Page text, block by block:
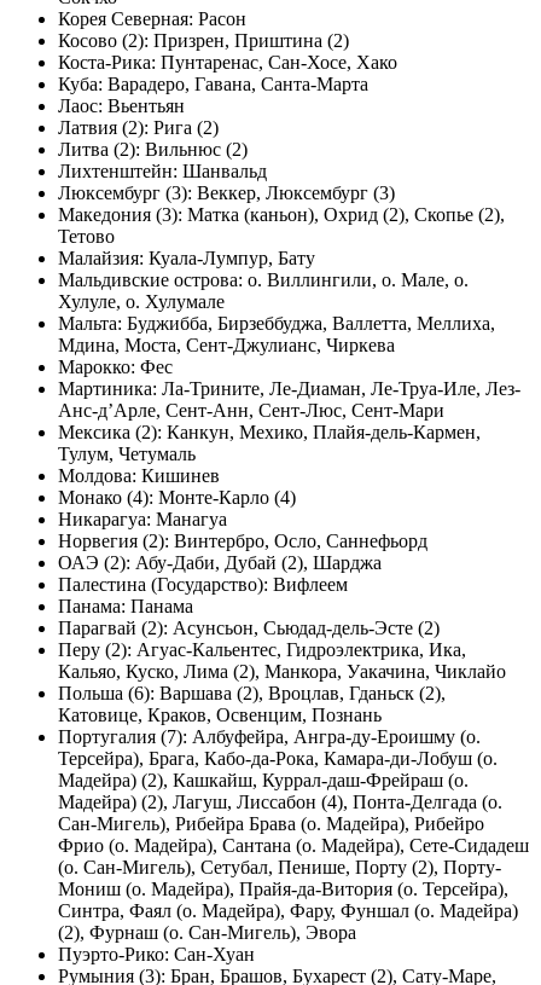
Корея Северная: Расон
Косово (2): Призрен, Приштина (2)
Коста-Рика: Пунтаренас, Сан-Хосе, Хако
Куба: Варадеро, Гавана, Санта-Марта
Лаос: Вьентьян
Латвия (2): Рига (2)
Литва (2): Вильнюс (2)
Лихтенштейн: Шанвальд
Люксембург (3): Веккер, Люксембург (3)
Македония (3): Матка (каньон), Охрид (2), Скопье (2),
Тетово
Малайзия: Куала-Лумпур, Бату
Мальдивские острова: о. Виллингили, о. Мале, о.
Хулуле, о. Хулумале
Мальта: Буджибба, Бирзеббуджа, Валлетта, Меллиха,
Мдина, Моста, Сент-Джулианс, Чиркева
Марокко: Фес
Мартиника: Ла-Трините, Ле-Диаман, Ле-Труа-Иле, Лез-
Анс-д’Арле, Сент-Анн, Сент-Люс, Сент-Мари
Мексика (2): Канкун, Мехико, Плайя-дель-Кармен,
Тулум, Четумаль
Молдова: Кишинев
Монако (4): Монте-Карло (4)
Никарагуа: Манагуа
Норвегия (2): Винтербро, Осло, Саннефьорд
ОАЭ (2): Абу-Даби, Дубай (2), Шарджа
Палестина (Государство): Вифлеем
Панама: Панама
Парагвай (2): Асунсьон, Сьюдад-дель-Эсте (2)
Перу (2): Агуас-Кальентес, Гидроэлектрика, Ика,
Кальяо, Куско, Лима (2), Манкора, Уакачина, Чиклайо
Польша (6): Варшава (2), Вроцлав, Гданьск (2),
Катовице, Краков, Освенцим, Познань
Португалия (7): Албуфейра, Ангра-ду-Ероишму (о.
Терсейра), Брага, Кабо-да-Рока, Камара-ди-Лобуш (о.
Мадейра) (2), Кашкайш, Куррал-даш-Фрейраш (о.
Мадейра) (2), Лагуш, Лиссабон (4), Понта-Делгада (о.
Сан-Мигель), Рибейра Брава (о. Мадейра), Рибейро
Фрио (о. Мадейра), Сантана (о. Мадейра), Сете-Сидадеш
(о. Сан-Мигель), Сетубал, Пенише, Порту (2), Порту-
Мониш (о. Мадейра), Прайя-да-Витория (о. Терсейра),
Синтра, Фаял (о. Мадейра), Фару, Фуншал (о. Мадейра)
(2), Фурнаш (о. Сан-Мигель), Эвора
Пуэрто-Рико: Сан-Хуан
Румыния (3): Бран, Брашов, Бухарест (2), Сату-Маре,